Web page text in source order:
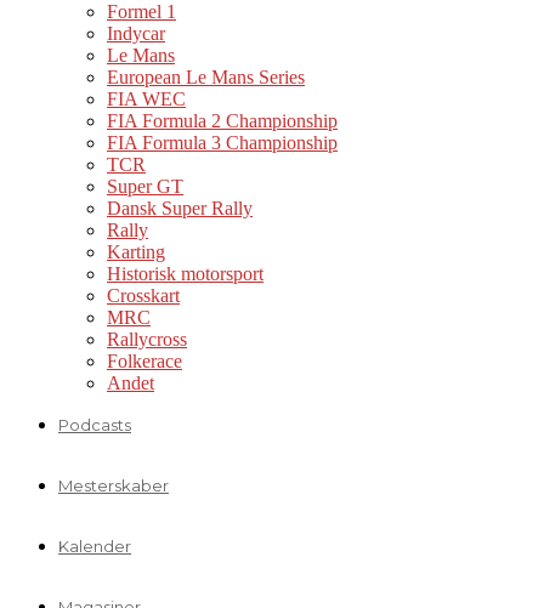
Formel 1
Indycar
Le Mans
European Le Mans Series
FIA WEC
FIA Formula 2 Championship
FIA Formula 3 Championship
TCR
Super GT
Dansk Super Rally
Rally
Karting
Historisk motorsport
Crosskart
MRC
Rallycross
Folkerace
Andet
Podcasts
Mesterskaber
Kalender